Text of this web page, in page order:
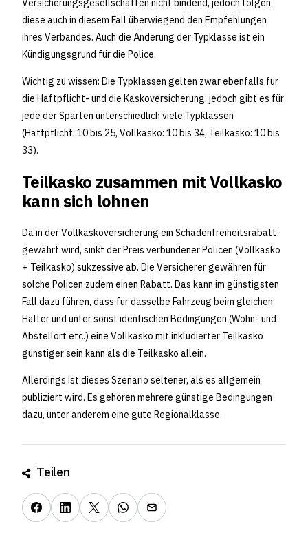
Versicherungsgesellschaften nicht bindend, jedoch folgen
diese auch in diesem Fall überwiegend den Empfehlungen
ihres Verbandes. Auch die Änderung der Typklasse ist ein
Kündigungsgrund für die Police.
Wichtig zu wissen: Die Typklassen gelten zwar ebenfalls für
die Haftpflicht- und die Kaskoversicherung, jedoch gibt es für
jede der Sparten unterschiedlich viele Typklassen
(Haftpflicht: 10 bis 25, Vollkasko: 10 bis 34, Teilkasko: 10 bis
33).
Teilkasko zusammen mit Vollkasko
kann sich lohnen
Da in der Vollkaskoversicherung ein Schadenfreiheitsrabatt
gewährt wird, sinkt der Preis verbundener Policen (Vollkasko
+ Teilkasko) sukzessive ab. Die Versicherer gewähren für
solche Policen zudem einen Rabatt. Das kann im günstigsten
Fall dazu führen, dass für dasselbe Fahrzeug beim gleichen
Halter und unter sonst identischen Bedingungen (Wohn- und
Abstellort etc.) eine Vollkasko mit inkludierter Teilkasko
günstiger sein kann als die Teilkasko allein.
Allerdings ist dieses Szenario seltener, als es allgemein
publiziert wird. Es gehören mehrere günstige Bedingungen
dazu, unter anderem eine gute Regionalklasse.
Teilen